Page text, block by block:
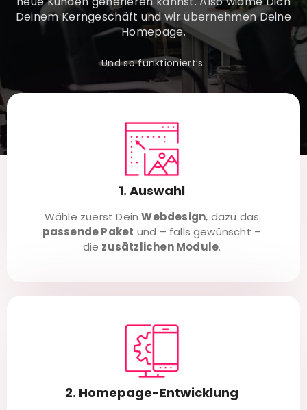
Deinem Kerngeschäft und wir übernehmen Deine
Homepage.
Und so funktioniert’s:
1. Auswahl
Wähle zuerst DeinWebdesign, dazu das
passende Paket und – falls gewünscht –
die zusätzlichen Module.
2. Homepage-Entwicklung